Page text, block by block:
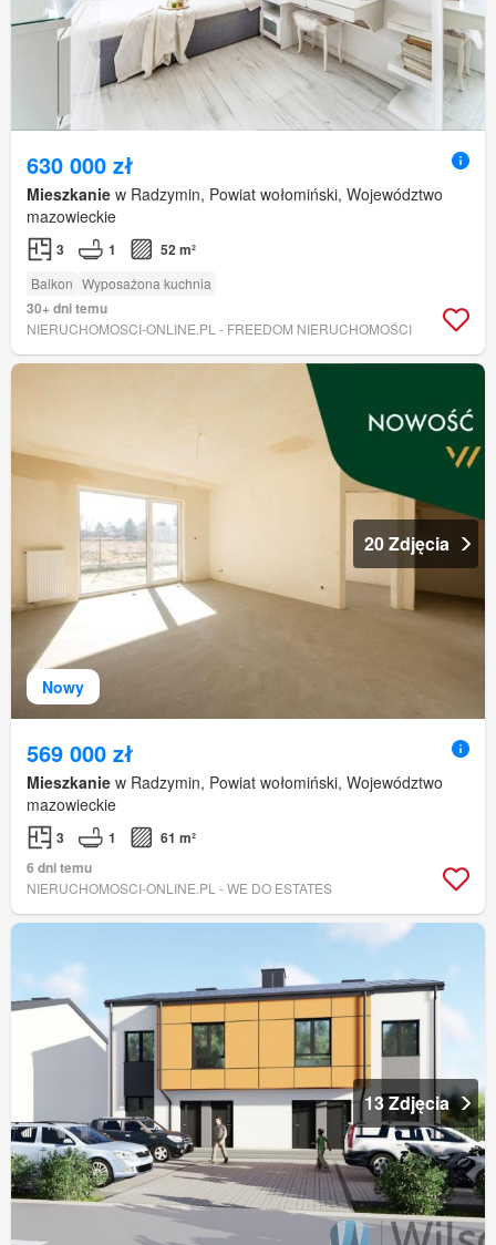
630 000 zł
Mieszkanie w Radzymin, Powiat wołomiński, Województwo
mazowieckie
3 1 52 m²
Balkon Wyposażona kuchnia
30+ dni temu
NIERUCHOMOSCI-ONLINE.PL - FREEDOM NIERUCHOMOŚCI
Nowy
20 Zdjęcia
569 000 zł
Mieszkanie w Radzymin, Powiat wołomiński, Województwo
mazowieckie
3 1
61 m²
6 dni temu
NIERUCHOMOSCI-ONLINE.PL - WE DO ESTATES
13 Zdjęcia